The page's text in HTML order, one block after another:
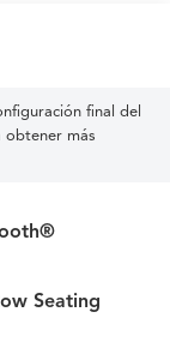
final del
obtener más
Seating